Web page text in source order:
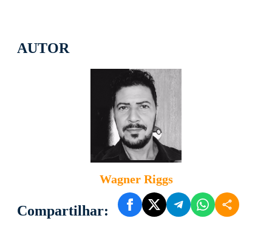
AUTOR
Wagner Riggs
Compartilhar: